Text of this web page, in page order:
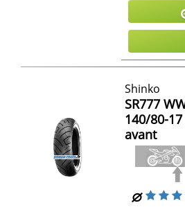
Shinko
SR777
140/80-17
avant